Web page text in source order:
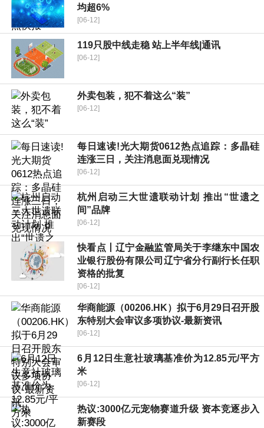
均超6%
[06-12]
119只股中线走稳 站上半年线|通讯
[06-12]
外卖包装，犯不着这么“装”
[06-12]
每日速读!光大期货0612热点追踪：多晶硅
连涨三日，关注消息面兑现情况
[06-12]
杭州启动三大世遗联动计划 推出“世遗之
间”品牌
[06-12]
快看点丨辽宁金融监管局关于李继东中国农
业银行股份有限公司辽宁省分行副行长任职
资格的批复
[06-12]
华商能源（00206.HK）拟于6月29日召开股
东特别大会审议多项协议-最新资讯
[06-12]
6月12日生意社玻璃基准价为12.85元/平方
米
[06-12]
热议:3000亿元宠物赛道升级 资本竞逐步入
新赛段